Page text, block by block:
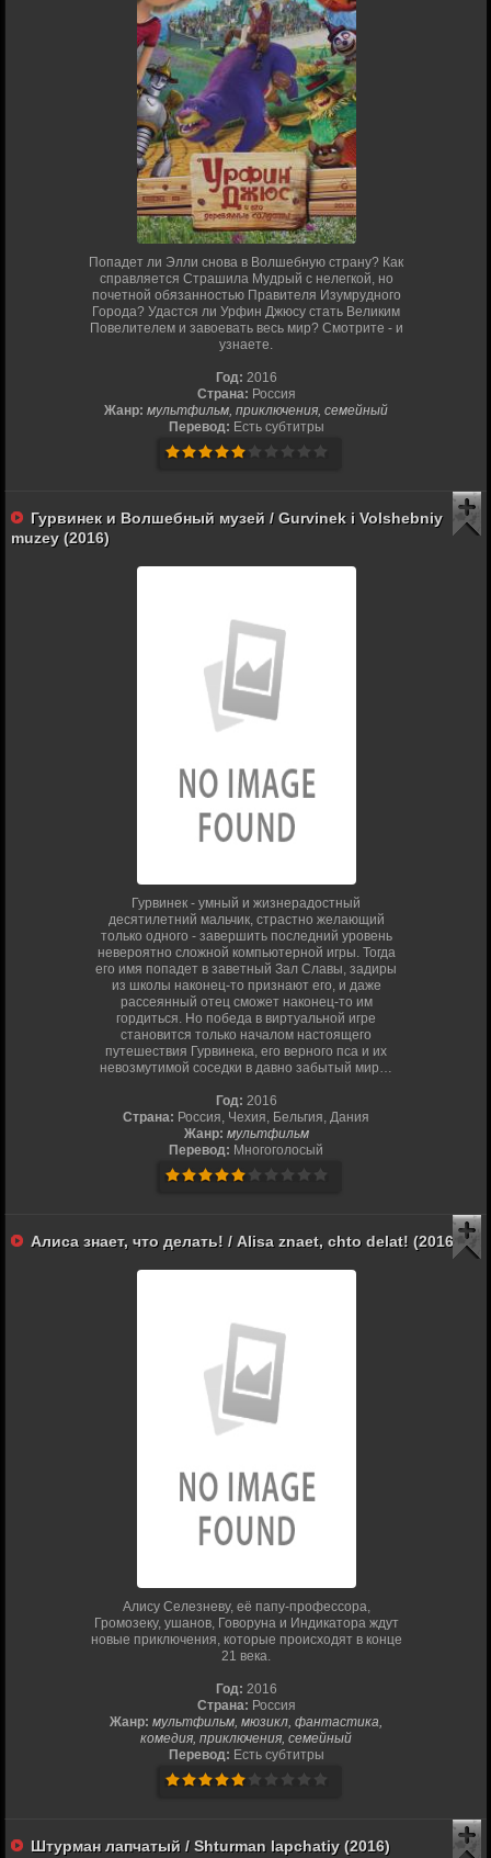
Попадет ли Элли снова в Волшебную страну? Как
справляется Страшила Мудрый с нелегкой, но
почетной обязанностью Правителя Изумрудного
Города? Удастся ли Урфин Джюсу стать Великим
Повелителем и завоевать весь мир? Смотрите - и
узнаете.
Год: 2016
Страна: Россия
Жанр: мультфильм, приключения, семейный
Перевод: Есть субтитры
Гурвинек и Волшебный музей / Gurvinek i Volshebniy
muzey (2016)
Гурвинек - умный и жизнерадостный
десятилетний мальчик, страстно желающий
только одного - завершить последний уровень
невероятно сложной компьютерной игры. Тогда
его имя попадет в заветный Зал Славы, задиры
из школы наконец-то признают его, и даже
рассеянный отец сможет наконец-то им
гордиться. Но победа в виртуальной игре
становится только началом настоящего
путешествия Гурвинека, его верного пса и их
невозмутимой соседки в давно забытый мир…
Год: 2016
Страна: Россия, Чехия, Бельгия, Дания
Жанр: мультфильм
Перевод: Многоголосый
Алиса знает, что делать! / Alisa znaet, chto delat! (2016)
Алису Селезневу, её папу-профессора,
Громозеку, ушанов, Говоруна и Индикатора ждут
новые приключения, которые происходят в конце
21 века.
Год: 2016
Страна: Россия
Жанр: мультфильм, мюзикл, фантастика,
комедия, приключения, семейный
Перевод: Есть субтитры
Штурман лапчатый / Shturman lapchatiy (2016)